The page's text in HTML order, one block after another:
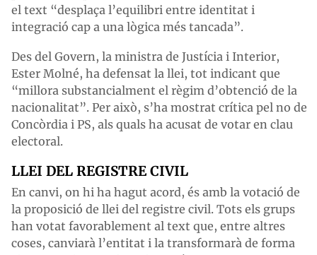
el text “desplaça l’equilibri entre identitat i
integració cap a una lògica més tancada”.
Des del Govern, la ministra de Justícia i Interior,
Ester Molné, ha defensat la llei, tot indicant que
“millora substancialment el règim d’obtenció de la
nacionalitat”. Per això, s’ha mostrat crítica pel no de
Concòrdia i PS, als quals ha acusat de votar en clau
electoral.
LLEI DEL REGISTRE CIVIL
En canvi, on hi ha hagut acord, és amb la votació de
la proposició de llei del registre civil. Tots els grups
han votat favorablement al text que, entre altres
coses, canviarà l’entitat i la transformarà de forma